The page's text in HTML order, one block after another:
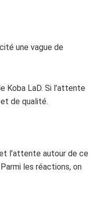
une vague de
Koba LaD. Si l’attente
de qualité.
l’attente autour de ce
les réactions, on